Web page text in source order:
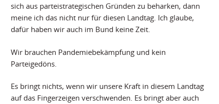
sich aus parteistrategischen Gründen zu beharken, dann
meine ich das nicht nur für diesen Landtag. Ich glaube,
dafür haben wir auch im Bund keine Zeit.
Wir brauchen Pandemiebekämpfung und kein
Parteigedöns.
Es bringt nichts, wenn wir unsere Kraft in diesem Landtag
auf das Fingerzeigen verschwenden. Es bringt aber auch